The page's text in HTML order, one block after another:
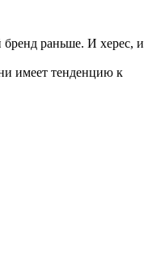
раньше. И херес, и
имеет тенденцию к